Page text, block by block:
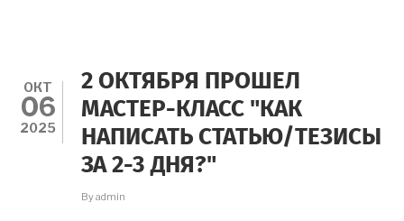
В
КОНКУРСЕ
СОЦИАЛЬНЫХ
ПРОЕКТОВ
"ИННОСОЦИУМ"
ОКТ
06
2025
2 ОКТЯБРЯ ПРОШЕЛ
МАСТЕР-КЛАСС "КАК
НАПИСАТЬ СТАТЬЮ/ТЕЗИСЫ
ЗА 2-3 ДНЯ?"
Byadmin